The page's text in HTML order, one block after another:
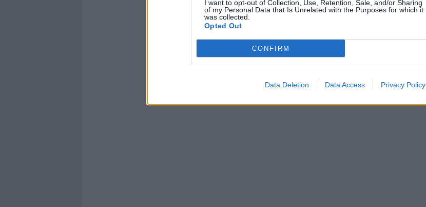
I want to opt-out of Collection, Use, Retention, Sale, and/or Sharing
of my Personal Data that Is Unrelated with the Purposes for which it
was collected.
Opted Out
CONFIRM
Data Deletion Data Access Privacy Policy